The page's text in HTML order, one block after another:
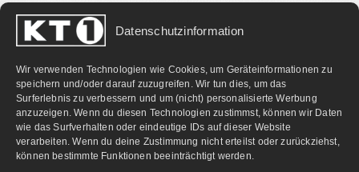
Datenschutzinformation
Wir verwenden Technologien wie Cookies, um Geräteinformationen zu
speichern und/oder darauf zuzugreifen. Wir tun dies, um das
Surferlebnis zu verbessern und um (nicht) personalisierte Werbung
anzuzeigen. Wenn du diesen Technologien zustimmst, können wir Daten
wie das Surfverhalten oder eindeutige IDs auf dieser Website
verarbeiten. Wenn du deine Zustimmung nicht erteilst oder zurückziehst,
können bestimmte Funktionen beeinträchtigt werden.
PARTNERLINKS: